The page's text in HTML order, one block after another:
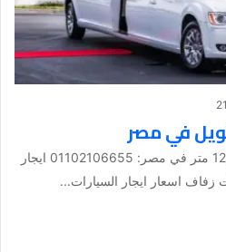
في مصر
تكلفه ايجار لينكولن استرتش 12 متر في مصر: 01102106655 ايجار
زفاف اسعار ايجار السيارات...